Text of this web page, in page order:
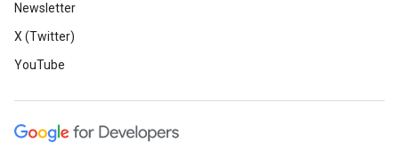
Newsletter
X (Twitter)
YouTube